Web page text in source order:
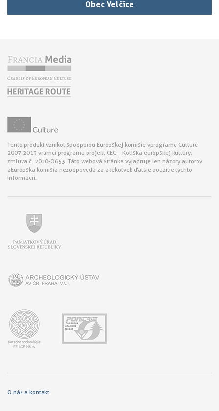
Obec Velčice
Tento produkt vznikol s podporou Európskej komisie v programe Culture
2007-2013 v rámci programu projekt CEC – Kolíska európskej kultúry,
zmluva č. 2010-O653. Táto webová stránka vyjadruje len názory autorov
a Európska komisia nezodpovedá za akékoľvek ďalšie použitie týchto
informácií.
O nás a kontakt